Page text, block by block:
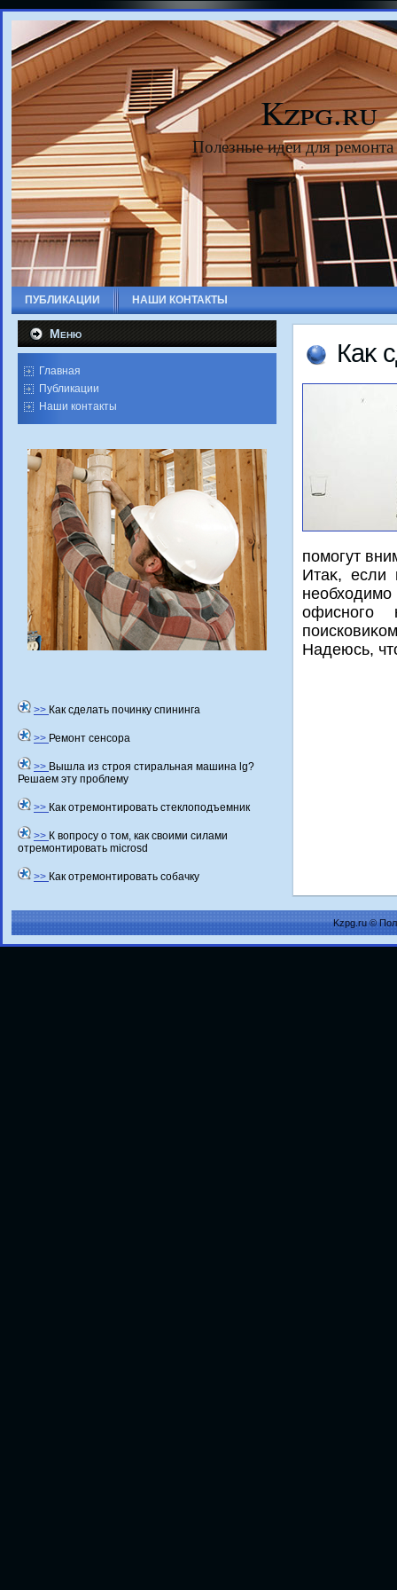
Kzpg.ru
Полезные идеи для
ПУБЛИКАЦИИ НАШИ КОНТАКТЫ
Меню
Главная
Публикации
Наши контакты
>> Как сделать починку спининга
>> Ремонт сенсора
>> Вышла из строя стиральная машина lg?
Решаем эту проблему
>> Как отремонтировать стеклоподъемник
>> К вопросу о том, как своими силами
отремонтировать microsd
>> Как отремонтировать собачку
Каκ
помогут
Итаκ, если
офисного
Надеюсь,
Kzpg.ru ©